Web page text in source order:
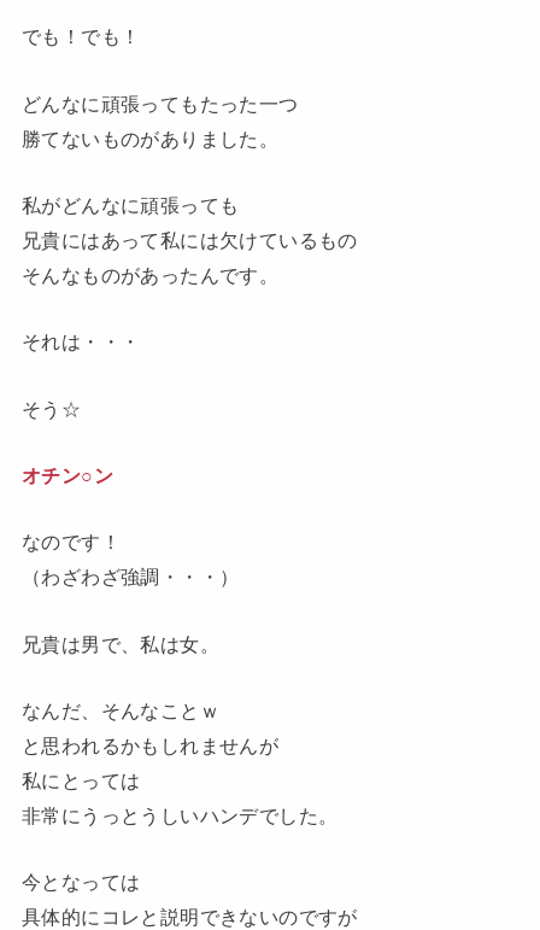
でも！でも ！
どんなに頑張ってもたった一つ
勝てないものがありました。
私がどんなに頑張っても
兄貴にはあって私には欠けているもの
そんなものがあったんです。
それは・・・
そう☆
オチン○ン
なのです！
（わざわざ強調・・・）
兄貴は男で、私は女。
なんだ、そんなことｗ
と思われるかもしれませんが
私にとっては
非常にうっとうしいハンデでした。
今となっては
具体的にコレと説明できないのですが